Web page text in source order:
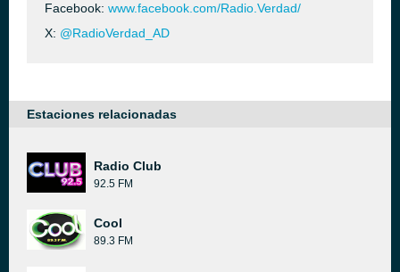
Facebook: www.facebook.com/Radio.Verdad/
X: @RadioVerdad_AD
Estaciones relacionadas
Radio Club
92.5 FM
Cool
89.3 FM